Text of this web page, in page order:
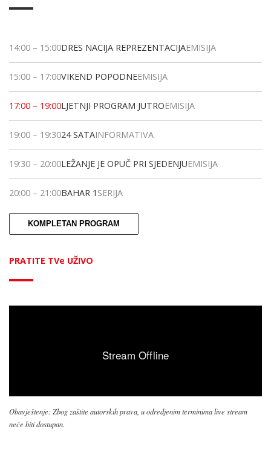
14:00 – 15:00DRES NACIJA REPREZENTACIJAEMISIJA
15:00 – 17:00VIKEND POPODNEEMISIJA
17:00 – 19:00LJETNJI PROGRAM JUTROEMISIJA
19:00 – 19:3024 SATAINFORMATIVA
19:30 – 20:00LEŽANJE JE OPUČ PRI SJEDENJUEMISIJA
20:00 – 21:00BAHAR 1 SERIJA
KOMPLETAN PROGRAM
PRATITE TVe UŽIVO
Obavještenje: Zbog zaštite autorskih prava, u odredjenim terminima live stream
neće biti dostupan.